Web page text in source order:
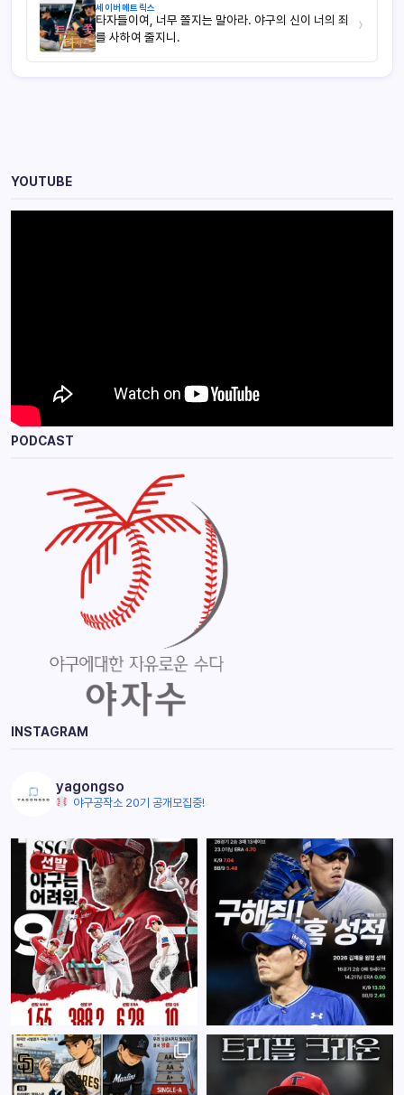
세이버메트릭스
타자들이여, 너무 쫄지는 말아라. 야구의 신이 너의 죄
를 사하여 줄지니.
›
YOUTUBE
PODCAST
INSTAGRAM
yagongso
야구공작소 20기 공개모집중!